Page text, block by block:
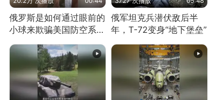
俄罗斯是如何通过眼前的
小球来欺骗美国防空系统
的
俄军坦克兵潜伏敌后半
年，T-72变身“地下堡垒”